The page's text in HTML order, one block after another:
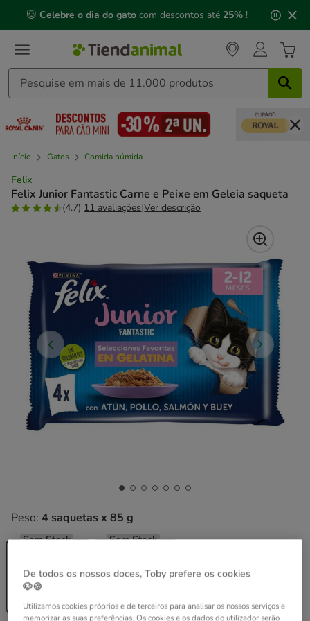
mensagem,
🐱 Celebre o dia do gato com descontos até 25% !
Início Gatos Comida húmida
Felix
Felix Junior Fantastic Carne e Peixe em Geleia saqueta
(4.7) 11 avaliações|Ver descrição
Peso: 4 saquetas x 85 g
Sem Stock
2.99€
(8.79€ / kg)
Sem Stock
17.94€
(8.44€ / kg)
De todos os nossos doces, Toby prefere os cookies
🐶🍪
Utilizamos cookies próprios e de terceiros para analisar os nossos serviços e
memorizar as suas preferências. Os cookies e os dados do utilizador serão